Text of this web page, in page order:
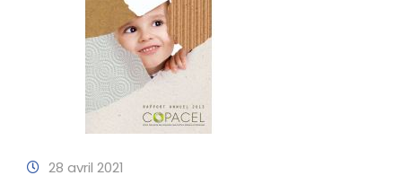
28 avril 2021